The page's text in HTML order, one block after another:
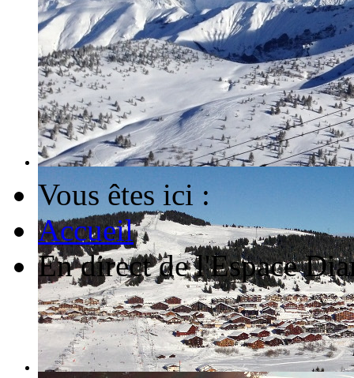
Vous êtes ici :
Accueil
En direct de l'Espace